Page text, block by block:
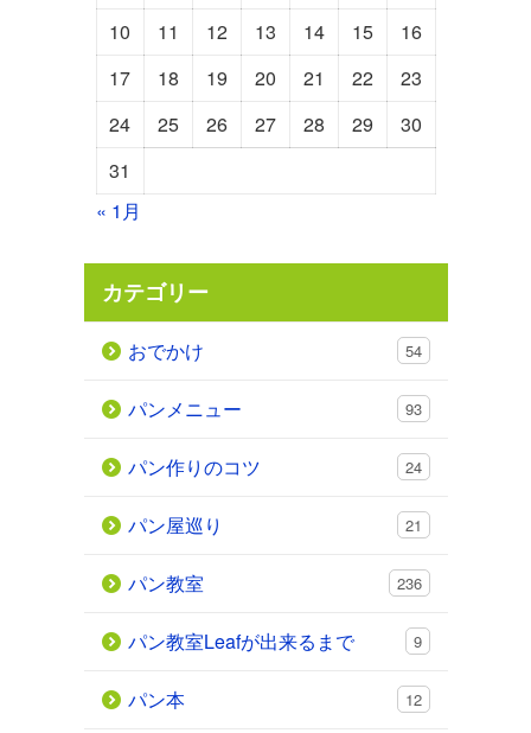
10
11 12 13 14 15
16
17
18 19 20 21 22
23
24
25 26 27 28 29
30
31
« 1月
カテゴリー
おでかけ 54
パンメニュー 93
パン作りのコツ 24
パン屋巡り 21
パン教室 236
パン教室Leafが出来るまで 9
パン本 12